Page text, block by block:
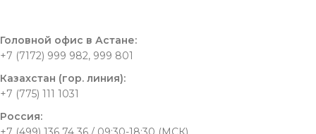
Головной офис в Астане:
+7 (7172) 999 982, 999 801
Казахстан (гор. линия):
+7 (775) 111 1031
Россия: